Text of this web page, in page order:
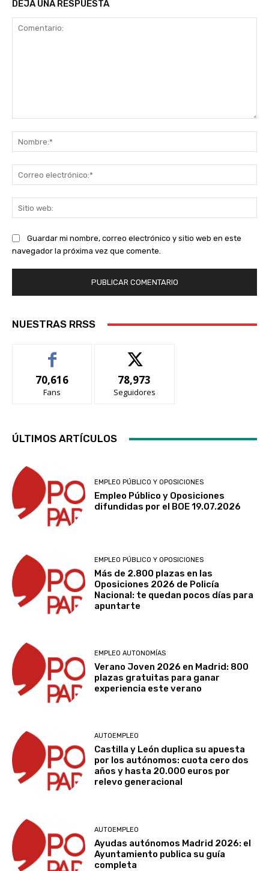
DEJA UNA RESPUESTA
Guardar mi nombre, correo electrónico y sitio web en este
navegador la próxima vez que comente.
NUESTRAS RRSS
70,616
Fans
78,973
Seguidores
ÚLTIMOS ARTÍCULOS
EMPLEO PÚBLICO Y OPOSICIONES
Empleo Público y Oposiciones
difundidas por el BOE 19.07.2026
EMPLEO PÚBLICO Y OPOSICIONES
Más de 2.800 plazas en las
Oposiciones 2026 de Policía
Nacional: te quedan pocos días para
apuntarte
EMPLEO AUTONOMÍAS
Verano Joven 2026 en Madrid: 800
plazas gratuitas para ganar
experiencia este verano
AUTOEMPLEO
Castilla y León duplica su apuesta
por los autónomos: cuota cero dos
años y hasta 20.000 euros por
relevo generacional
AUTOEMPLEO
Ayudas autónomos Madrid 2026: el
Ayuntamiento publica su guía
completa